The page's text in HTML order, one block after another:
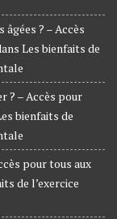
? – Accès
Les bienfaits de
? – Accès pour
bienfaits de
pour tous aux
de l’exercice